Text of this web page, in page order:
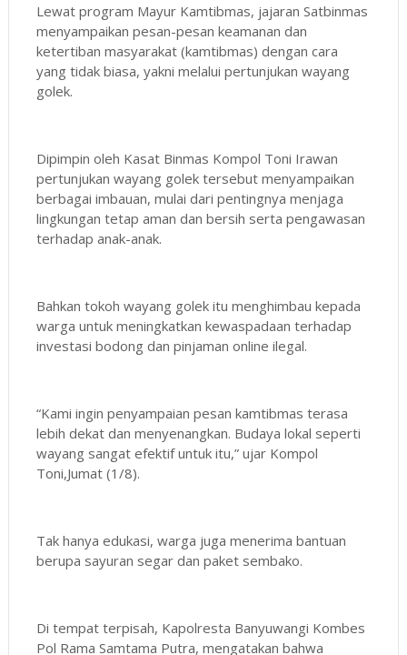
Lewat program Mayur Kamtibmas, jajaran Satbinmas
menyampaikan pesan-pesan keamanan dan
ketertiban masyarakat (kamtibmas) dengan cara
yang tidak biasa, yakni melalui pertunjukan wayang
golek.
Dipimpin oleh Kasat Binmas Kompol Toni Irawan
pertunjukan wayang golek tersebut menyampaikan
berbagai imbauan, mulai dari pentingnya menjaga
lingkungan tetap aman dan bersih serta pengawasan
terhadap anak-anak.
Bahkan tokoh wayang golek itu menghimbau kepada
warga untuk meningkatkan kewaspadaan terhadap
investasi bodong dan pinjaman online ilegal.
“Kami ingin penyampaian pesan kamtibmas terasa
lebih dekat dan menyenangkan. Budaya lokal seperti
wayang sangat efektif untuk itu,” ujar Kompol
Toni,Jumat (1/8).
Tak hanya edukasi, warga juga menerima bantuan
berupa sayuran segar dan paket sembako.
Di tempat terpisah, Kapolresta Banyuwangi Kombes
Pol Rama Samtama Putra, mengatakan bahwa